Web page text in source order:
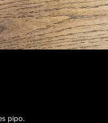
pipo.